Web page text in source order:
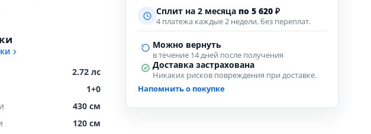
2.72 лс
1+0
430 см
120 см
Сплит на 2 месяца по 5 620 ₽
4 платежа каждые 2 недели, без переплат.
Можно вернуть
в течение 14 дней после получения
Доставка застрахована
Никаких рисков повреждения при доставке.
Напомнить о покупке